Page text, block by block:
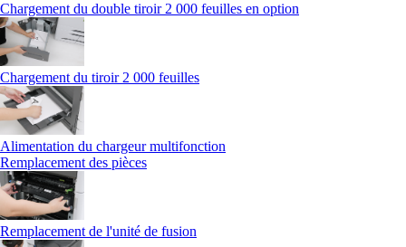
Chargement du double tiroir 2 000 feuilles en option
Chargement du tiroir 2 000 feuilles
Alimentation du chargeur multifonction
Remplacement des pièces
Remplacement de l'unité de fusion